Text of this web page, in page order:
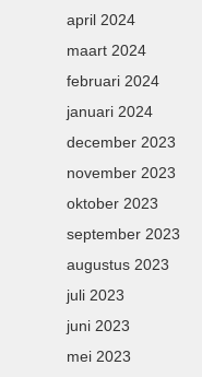
april 2024
maart 2024
februari 2024
januari 2024
december 2023
november 2023
oktober 2023
september 2023
augustus 2023
juli 2023
juni 2023
mei 2023